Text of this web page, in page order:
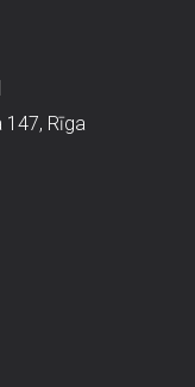
147, Rīga